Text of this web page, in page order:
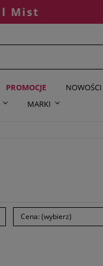
PROMOCJE NOWOŚCI
MARKI
Cena: (wybierz)